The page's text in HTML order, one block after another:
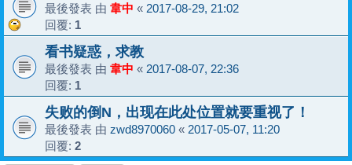
最後發表 由 韋中 « 2017-08-29, 21:02
回覆: 1
看书疑惑，求教
最後發表 由 韋中 « 2017-08-07, 22:36
回覆: 1
失败的倒N，出现在此处位置就要重视了！
最後發表 由 zwd8970060 « 2017-05-07, 11:20
回覆: 2